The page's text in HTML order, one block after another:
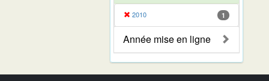
2010 1
Année mise en ligne